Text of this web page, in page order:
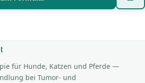
für Hunde, Katzen und Pferde —
bei Tumor- und